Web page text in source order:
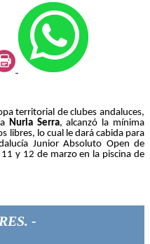
territorial de clubes andaluces,
Nuria Serra, alcanzó la mínima
libres, lo cual le dará cabida para
Junior Absoluto Open de
y 12 de marzo en la piscina de
-